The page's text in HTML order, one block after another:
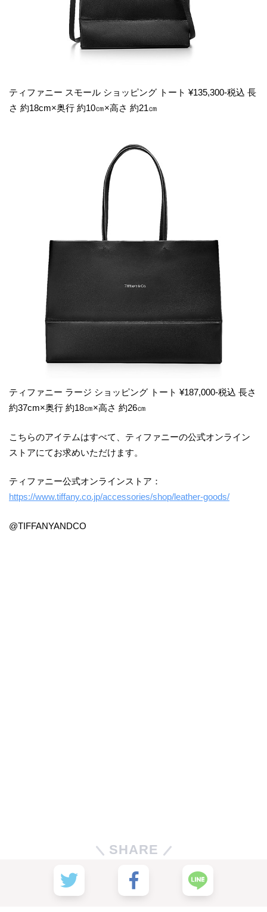
ティファニー スモール ショッピング トート ¥135,300-税込 長
さ 約18cm×奥行 約10㎝×高さ 約21㎝
ティファニー ラージ ショッピング トート ¥187,000-税込 長さ
約37cm×奥行 約18㎝×高さ 約26㎝
こちらのアイテムはすべて、ティファニーの公式オンライン
ストアにてお求めいただけます。
ティファニー公式オンラインストア：
https://www.tiffany.co.jp/accessories/shop/leather-goods/
@TIFFANYANDCO
SHARE